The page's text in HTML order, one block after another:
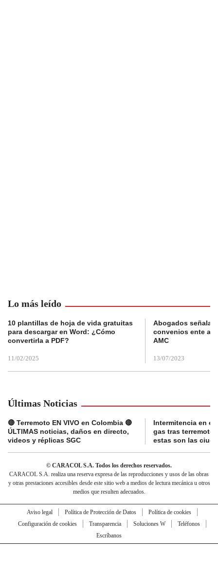
Lo más leído
10 plantillas de hoja de vida gratuitas
para descargar en Word: ¿Cómo
convertirla a PDF?
11/02/2025
Abogados
convenios ente
AMC
13/07/2023
Últimas Noticias
🔴 Terremoto EN VIVO en Colombia 🔴
ÚLTIMAS noticias, daños en directo,
videos y réplicas SGC
Intermitencia en el
gas tras terremoto
estas son las
© CARACOL S.A. Todos los derechos reservados.
CARACOL S.A. realiza una reserva expresa de las reproducciones y usos de las obras
y otras prestaciones accesibles desde este sitio web a medios de lectura mecánica u otros
medios que resulten adecuados.
Aviso legal Política de Protección de Datos
Política de cookies
Configuración de cookies
Transparencia Soluciones W
Teléfonos
Escríbanos